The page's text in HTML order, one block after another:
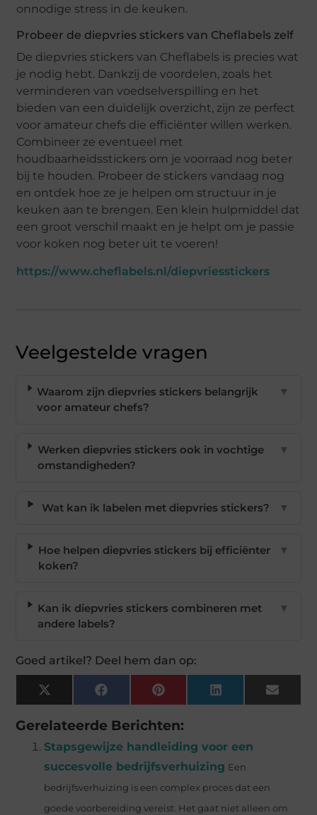
onnodige stress in de keuken.
Probeer de diepvries stickers van Cheflabels zelf
De diepvries stickers van Cheflabels is precies wat
je nodig hebt. Dankzij de voordelen, zoals het
verminderen van voedselverspilling en het
bieden van een duidelijk overzicht, zijn ze perfect
voor amateur chefs die efficiënter willen werken.
Combineer ze eventueel met
houdbaarheidsstickers om je voorraad nog beter
bij te houden. Probeer de stickers vandaag nog
en ontdek hoe ze je helpen om structuur in je
keuken aan te brengen. Een klein hulpmiddel dat
een groot verschil maakt en je helpt om je passie
voor koken nog beter uit te voeren!
https://www.cheflabels.nl/diepvriesstickers
Veelgestelde vragen
Waarom zijn diepvries stickers belangrijk
voor amateur chefs?
▼
Werken diepvries stickers ook in vochtige
omstandigheden?
▼
Wat kan ik labelen met diepvries stickers? ▼
Hoe helpen diepvries stickers bij efficiënter
koken?
▼
Kan ik diepvries stickers combineren met
andere labels?
▼
Goed artikel? Deel hem dan op:
X
(Twitter)
FacebookPinterest LinkedIn Email
Gerelateerde Berichten:
Stapsgewijze handleiding voor een
succesvolle bedrijfsverhuizing Een
bedrijfsverhuizing is een complex proces dat een
goede voorbereiding vereist. Het gaat niet alleen om